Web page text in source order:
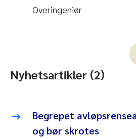
Overingeniør
Nyhetsartikler (2)
Begrepet
og bør skrotes